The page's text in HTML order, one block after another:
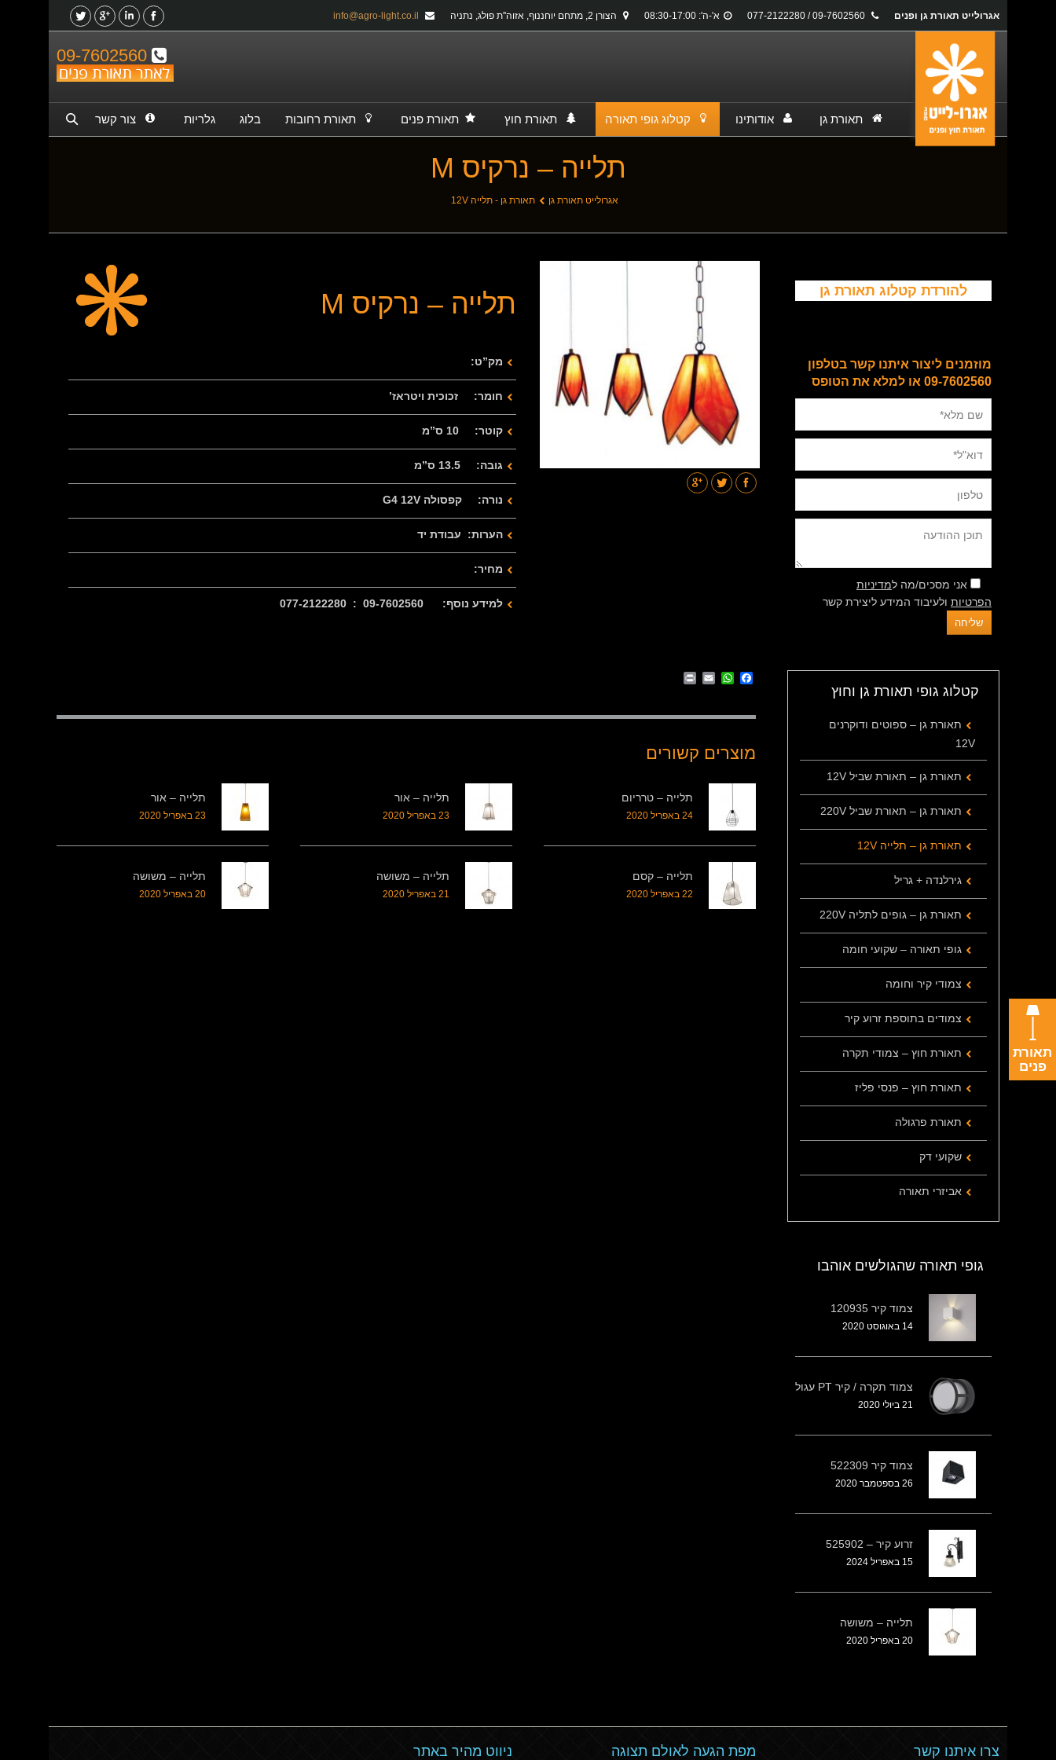
אגרולייט תאורת גן ופנים א'-ה': 08:30-17:00 הצורן 2, מתחם יוחננוף, אזוה''ת פולג, נתניה
תאורת גן אודותינו קטלוג גופי תאורה תאורת חוץ תאורת פנים תאורת רחובות בלוג גלריות צור קשר
תלייה – נרקיס M
אגרולייט תאורת גן תאורת גן - תלייה 12V
תלייה – נרקיס M
מק”ט:
חומר: זכוכית ויטראז’
קוטר: 10 ס”מ
גובה: 13.5 ס”מ
נורה: קפסולה G4 12V
הערות: עבודת יד
מחיר:
למידע נוסף: 09-7602560 : 077-2122280
Facebook
WhatsApp
Email
מוצרים קשורים
תלייה – טרריום
24 באפריל 2020
תלייה – אור
23 באפריל 2020
תלייה – אור
23 באפריל 2020
תלייה – קסם
22 באפריל 2020
תלייה – משושה
21 באפריל 2020
תלייה – משושה
20 באפריל 2020
להורדת קטלוג תאורת גן
מוזמנים ליצור איתנו קשר בטלפון
09-7602560 או למלא את הטופס
אני מסכים/מה למדיניות
הפרטיות ולעיבוד המידע ליצירת קשר
קטלוג גופי תאורת גן וחוץ
תאורת גן – ספוטים ודוקרנים
12V
תאורת גן – תאורת שביל 12V
תאורת גן – תאורת שביל 220V
תאורת גן – תלייה 12V
גירלנדה + גריל
תאורת גן – גופים לתליה 220V
גופי תאורה – שקועי חומה
צמודי קיר וחומה
צמודים בתוספת זרוע קיר
תאורת חוץ – צמודי תקרה
תאורת חוץ – פנסי פליז
תאורת פרגולה
שקועי דק
אביזרי תאורה
גופי תאורה שהגולשים אוהבו
צמוד קיר 120935
14 באוגוסט 2020
צמוד תקרה / קיר PT עגול
21 ביולי 2020
צמוד קיר 522309
26 בספטמבר 2020
זרוע קיר – 525902
15 באפריל 2024
תלייה – משושה
20 באפריל 2020
צרו איתנו קשר מפת הגעה לאולם תצוגה ניווט מהיר באתר
תאורת
פנים